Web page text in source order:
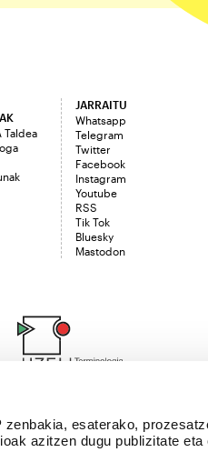
esaterako,
azitzen dugu publizitate eta
Taldea
JARRAITU
Whatsapp
Telegram
Twitter
Facebook
Instagram
Youtube
RSS
Tik Tok
Bluesky
Mastodon